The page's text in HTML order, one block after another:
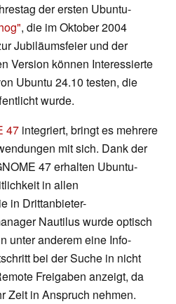
der ersten Ubuntu-
, die im Oktober 2004
Jubiläumsfeier und der
Version können Interessierte
Ubuntu 24.10 testen, die
wurde.
47 integriert, bringt es mehrere
mit sich. Dank der
47 erhalten Ubuntu-
in allen
in Drittanbieter-
Nautilus wurde optisch
unter anderem eine Info-
bei der Suche in nicht
Freigaben anzeigt, da
Zeit in Anspruch nehmen.